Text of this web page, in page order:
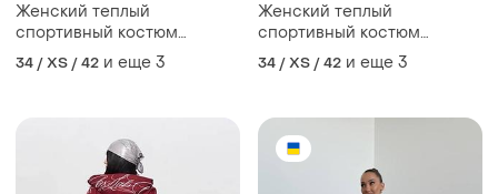
Женский теплый
спортивный костюм
бордовый на флисе
34 / XS / 42 и еще 3
Женский теплый
спортивный костюм
бордовый на флисе
34 / XS / 42 и еще 3